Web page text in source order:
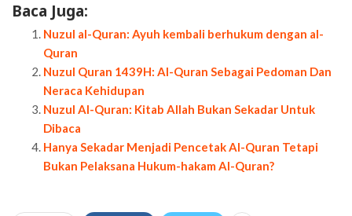
Baca Juga:
Nuzul al-Quran: Ayuh kembali berhukum dengan al-
Quran
Nuzul Quran 1439H: Al-Quran Sebagai Pedoman Dan
Neraca Kehidupan
Nuzul Al-Quran: Kitab Allah Bukan Sekadar Untuk
Dibaca
Hanya Sekadar Menjadi Pencetak Al-Quran Tetapi
Bukan Pelaksana Hukum-hakam Al-Quran?